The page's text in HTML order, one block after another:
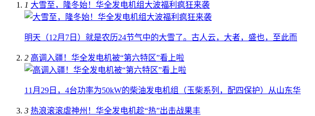
1 大雪至，隆冬始！华全发电机组大波福利疯狂来袭
明天（12月7日）就是农历24节气中的大雪了。古人云，大者，盛也，至此而
2 高调入疆！华全发电机被“第六特区”看上啦
11月29日，4台功率为50kW的柴油发电机组（玉柴系列，配四保护）从山东华
3 热浪滚滚虐神州！华全发电机趁“热”出击战果丰